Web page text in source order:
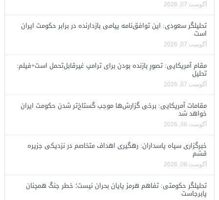
آگوست 07, 2026
تحلیلگر سعودی: این توافق‌نامه پیامی بازدارنده در برابر حکومت ایران
است
آگوست 07, 2026
مقام آمریکایی: تصورِ بازنده بودن برای ترامپ غیرقابل‌تحمل است+فیلم:
تحلیل
آگوست 07, 2026
مقامات آمریکایی: برخی گزارش‌ها موجب گستاخ‌تر شدن حکومت ایران
خواهد شد
آگوست 06, 2026
خبرگزاری سپاه پاسداران: رهگیری اهداف متخاصم در نزدیکی جزیره
قشم
آگوست 06, 2026
تحلیلگر حکومتی: تفاهم هرمز پایان بحران نیست؛ خطر جنگ همچنان
پابرجاست